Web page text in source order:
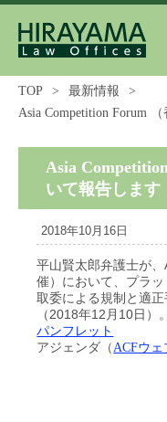
代
独占禁
TOP > 最新情報
>
Asia Competition Forum
Asia
いて報告します
2018年10月16日
平山賢太郎弁護士が
催）において、プラ
取委による規制と適
（2018年12月10日）。
パンフレット
アジェンダ（ACFウェ